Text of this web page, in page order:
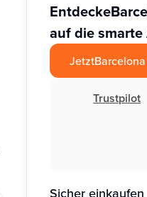
Entdecke
auf die smarte
Jetzt
Trustpilot
Sicher einkaufen